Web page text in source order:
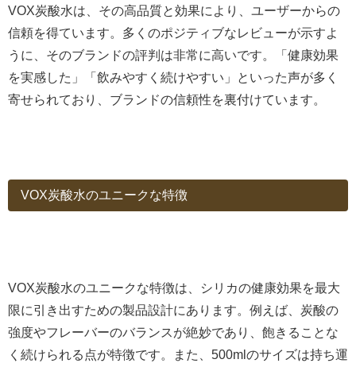
VOX炭酸水は、その高品質と効果により、ユーザーからの
信頼を得ています。多くのポジティブなレビューが示すよ
うに、そのブランドの評判は非常に高いです。「健康効果
を実感した」「飲みやすく続けやすい」といった声が多く
寄せられており、ブランドの信頼性を裏付けています。
VOX炭酸水のユニークな特徴
VOX炭酸水のユニークな特徴は、シリカの健康効果を最大
限に引き出すための製品設計にあります。例えば、炭酸の
強度やフレーバーのバランスが絶妙であり、飽きることな
く続けられる点が特徴です。また、500mlのサイズは持ち運